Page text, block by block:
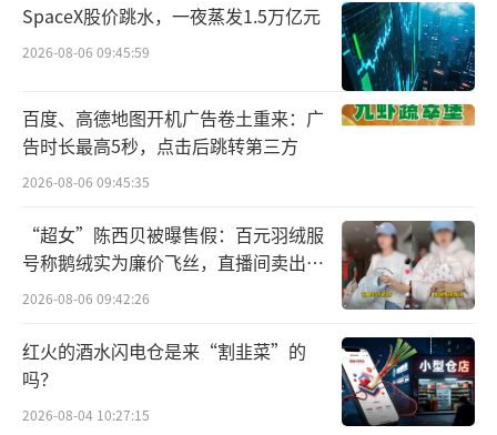
以展现，白酒与文化的碰杯让传承生辉。
五粮液联合腾讯新闻推出原创IP《酌
见》，将品牌精神和优质产品融入到企业家的
高端社交场景，节目播出后迅速引起热议，累
计收获15亿的播放量，品牌知名度、美誉度都
进一步扩散和提升。
酒业家获悉，未来腾讯新闻还将推出《非
遗最出色》《书院奇旅》等众多原创IP，为白
酒内容营销持续增添活力。
在赋能白酒品牌营销的过程中，腾讯新闻
SpaceX股价跳水，一夜蒸发1.5万亿元
2026-08-06 09:45:59
百度、高德地图开机广告卷土重来：广
告时长最高5秒，点击后跳转第三方
2026-08-06 09:45:35
“超女”陈西贝被曝售假：百元羽绒服
号称鹅绒实为廉价飞丝，直播间卖出超
百万元
2026-08-06 09:42:26
红火的酒水闪电仓是来“割韭菜”的
吗？
2026-08-04 10:27:15